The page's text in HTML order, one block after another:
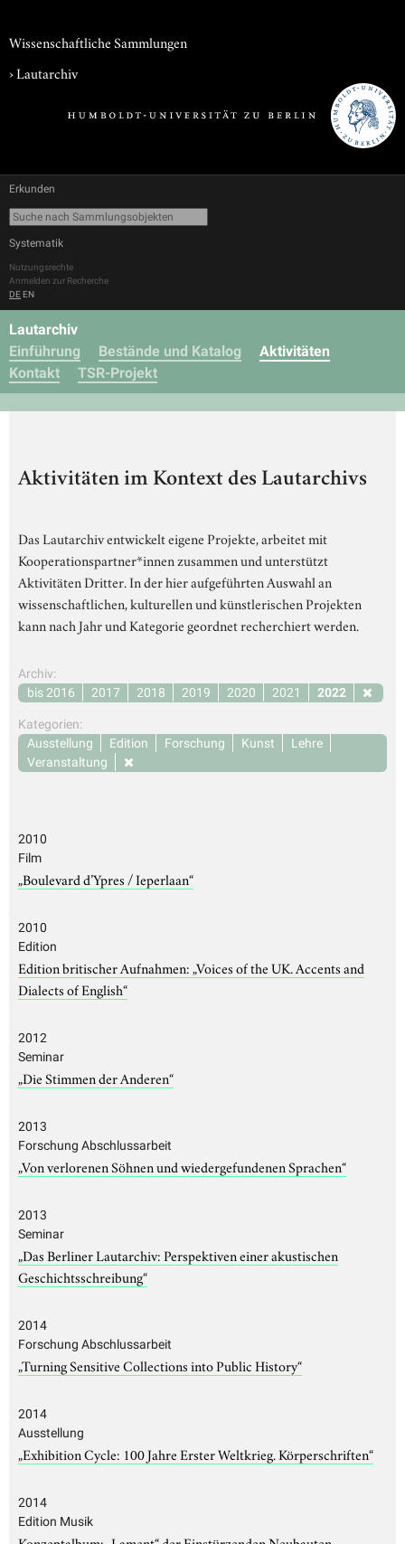
Wissenschaftliche Sammlungen
›Lautarchiv
Erkunden
Systematik
Nutzungsrechte
Anmelden zur Recherche
DE EN
Lautarchiv
Einführung
Bestände und Katalog
Aktivitäten
Kontakt
TSR-Projekt
Aktivitäten im Kontext des Lautarchivs
Das Lautarchiv entwickelt eigene Projekte, arbeitet mit
Kooperationspartner*innen zusammen und unterstützt
Aktivitäten Dritter. In der hier aufgeführten Auswahl an
wissenschaftlichen, kulturellen und künstlerischen Projekten
kann nach Jahr und Kategorie geordnet recherchiert werden.
Archiv:
bis 2016
2017 2018 2019 2020 2021 2022
Kategorien:
Ausstellung
Edition Forschung Kunst
Lehre
Veranstaltung
2010
Film
„Boulevard d’Ypres / Ieperlaan“
2010
Edition
Edition britischer Aufnahmen: „Voices of the UK. Accents and
Dialects of English“
2012
Seminar
„Die Stimmen der Anderen“
2013
Forschung Abschlussarbeit
„Von verlorenen Söhnen und wiedergefundenen Sprachen“
2013
Seminar
„Das Berliner Lautarchiv: Perspektiven einer akustischen
Geschichtsschreibung“
2014
Forschung Abschlussarbeit
„Turning Sensitive Collections into Public History“
2014
Ausstellung
„Exhibition Cycle: 100 Jahre Erster Weltkrieg. Körperschriften“
2014
Edition Musik